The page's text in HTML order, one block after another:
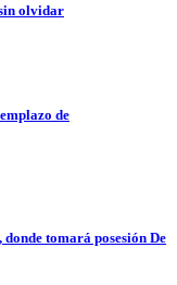
olvidar
de
tomará posesión De